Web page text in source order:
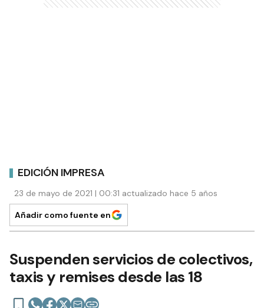
EDICIÓN IMPRESA
23 de mayo de 2021 | 00:31 actualizado hace 5 años
Añadir como fuente en
Suspenden servicios de colectivos,
taxis y remises desde las 18